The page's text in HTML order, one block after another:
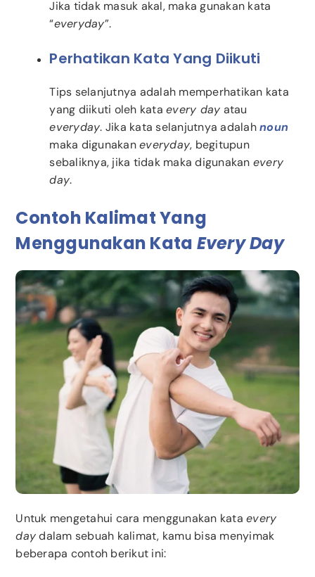
Jika tidak masuk akal, maka gunakan kata
“everyday”.
Perhatikan Kata Yang Diikuti
Tips selanjutnya adalah memperhatikan kata
yang diikuti oleh kataevery day atau
everyday. Jika kata selanjutnya adalahnoun
maka digunakaneveryday, begitupun
sebaliknya, jika tidak maka digunakan every
day.
Contoh Kalimat Yang
Menggunakan Kata Every Day
Untuk mengetahui cara menggunakan kataevery
daydalam sebuah kalimat, kamu bisa menyimak
beberapa contoh berikut ini: